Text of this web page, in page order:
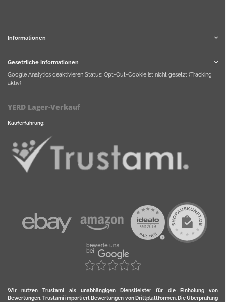
Informationen
Gesetzliche Informationen
Google Analytics deaktivieren Status: Opt-Out-Cookie ist nicht gesetzt (Tracking
aktiv)
YERD Lager-Verkauf
Kauferfahrung:
Wir nutzen Trustami als unabhängigen Dienstleister für die Einholung von
Bewertungen. Trustami importiert Bewertungen von Drittplattformen. Die Überprüfung